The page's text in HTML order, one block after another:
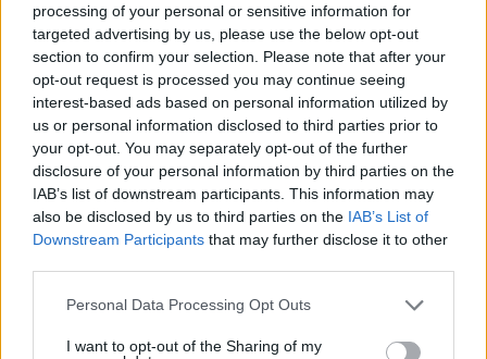
processing of your personal or sensitive information for
targeted advertising by us, please use the below opt-out
section to confirm your selection. Please note that after your
opt-out request is processed you may continue seeing
interest-based ads based on personal information utilized by
us or personal information disclosed to third parties prior to
your opt-out. You may separately opt-out of the further
disclosure of your personal information by third parties on the
IAB’s list of downstream participants. This information may
also be disclosed by us to third parties on the IAB’s List of
Downstream Participants that may further disclose it to other
Please note that this website/app uses one or more Google
not limited to your visit or usage behaviour. You may click to
Personal Data Processing Opt Outs
I want to opt-out of the Sharing of my
Δεκαπέντε ταινίες που δεν μπορούμε να σταματήσουμε
να βλέπουμε ξανά και ξανά
πριν 16 λεπτά
Ο σωστός τρόπος να αφαιρέσετε ένα τσιμπούρι από τον
σκύλο σας
πριν 16 λεπτά
Πώς να βουρτσίζετε τη γάτα σας χωρίς να την ενοχλεί
πριν 16 λεπτά
Συνέντευξη ποταμός του Χάντερ Μπάιντεν: Ο πατέρας
μου έχει μεταστάσεις στα οστά - Έπινα 4 λίτρα βότκα τη
μέρα, κάπνιζα κρακ κάθε 15 λεπτά
Συνελήφθη ένα ακόμη μέλος της συμμορίας του «Έντικ»